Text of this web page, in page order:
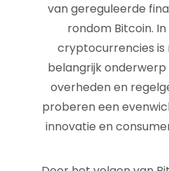
van gereguleerde
rondom Bitcoin.
cryptocurrencies is
belangrijk
overheden en
proberen een
innovatie en